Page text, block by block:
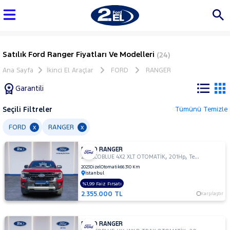
Satılık Ford Ranger Fiyatları Ve Modelleri (24)
Ana Sayfa İkinci El Araçlar FORD RANGER
Garantili
Tüm
Araçlar
AUDI
BMC
BMW
BYD
Seçili Filtreler Tümünü Temizle
FORD x RANGER x
FORD RANGER
2.0 ECOBLUE 4X2 XLT OTOMATİK,201Hp,Tek Kabin Pick Up
2023DizelOtomatik66.310 Km
İstanbul
2.355.000 TL Karşılaştır
%1,99 Faiz Fırsatı
FORD RANGER